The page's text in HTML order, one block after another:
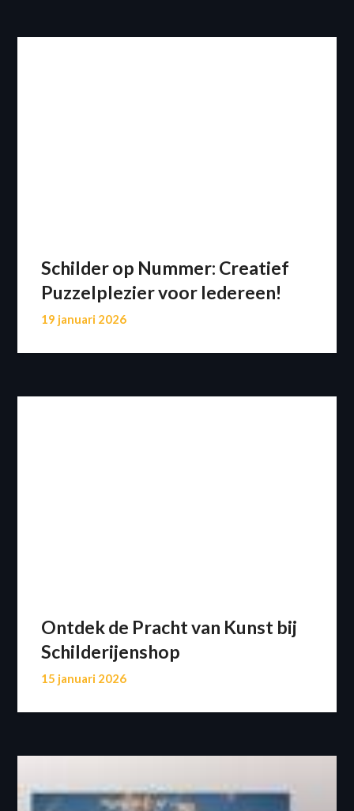
Schilder op Nummer: Creatief
Puzzelplezier voor Iedereen!
19 januari 2026
Ontdek de Pracht van Kunst bij
Schilderijenshop
15 januari 2026